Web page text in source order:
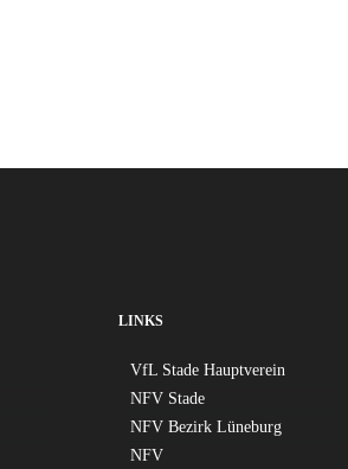
LINKS
VfL Stade Hauptverein
NFV Stade
NFV Bezirk Lüneburg
NFV